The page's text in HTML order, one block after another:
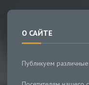
О САЙТЕ
Публикуем